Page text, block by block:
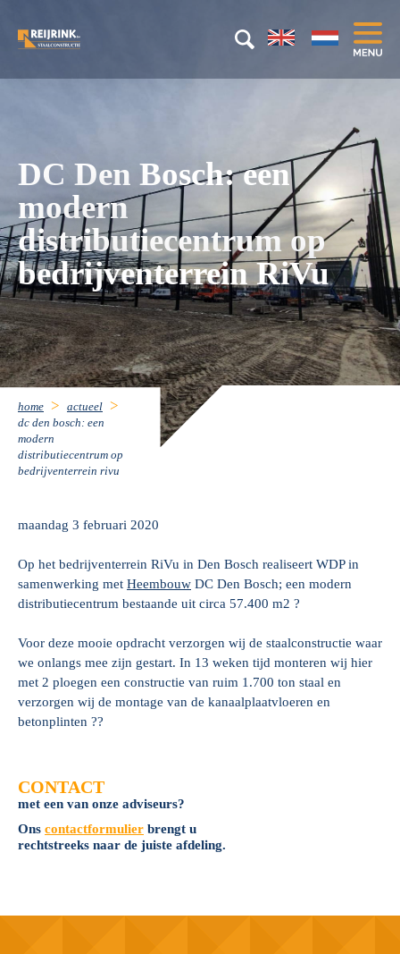
DC Den Bosch: een
modern
distributiecentrum op
bedrijventerrein RiVu
home
actueel
dc den bosch: een
modern
distributiecentrum op
bedrijventerrein rivu
maandag 3 februari 2020
Op het bedrijventerrein RiVu in Den Bosch realiseert WDP in
samenwerking met Heembouw DC Den Bosch; een modern
distributiecentrum bestaande uit circa 57.400 m2 ?
Voor deze mooie opdracht verzorgen wij de staalconstructie waar
we onlangs mee zijn gestart. In 13 weken tijd monteren wij hier
met 2 ploegen een constructie van ruim 1.700 ton staal en
verzorgen wij de montage van de kanaalplaatvloeren en
betonplinten ??
CONTACT
met een van onze adviseurs?
Ons contactformulier brengt u
rechtstreeks naar de juiste afdeling.